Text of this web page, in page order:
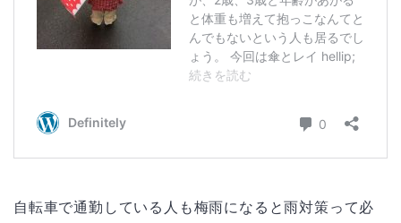
自転車で通勤している人も梅雨になると雨対策って必